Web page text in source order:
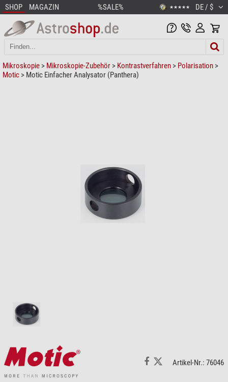
SHOP MAGAZIN %SALE% ★★★★★ DE / $
Mikroskopie > Mikroskopie-Zubehör > Kontrastverfahren > Polarisation >
Motic > Motic Einfacher Analysator (Panthera)
Artikel-Nr.: 76046